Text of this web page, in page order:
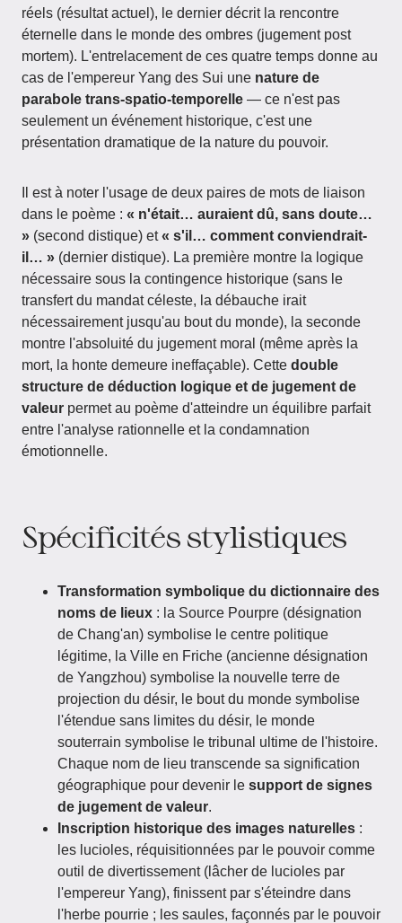
réels (résultat actuel), le dernier décrit la rencontre
éternelle dans le monde des ombres (jugement post
mortem). L'entrelacement de ces quatre temps donne au
cas de l'empereur Yang des Sui une nature de
parabole trans-spatio-temporelle — ce n'est pas
seulement un événement historique, c'est une
présentation dramatique de la nature du pouvoir.
Il est à noter l'usage de deux paires de mots de liaison
dans le poème : « n'était… auraient dû, sans doute…
» (second distique) et« s'il… comment conviendrait-
il… » (dernier distique). La première montre la logique
nécessaire sous la contingence historique (sans le
transfert du mandat céleste, la débauche irait
nécessairement jusqu'au bout du monde), la seconde
montre l'absoluité du jugement moral (même après la
mort, la honte demeure ineffaçable). Cette double
structure de déduction logique et de jugement de
valeur permet au poème d'atteindre un équilibre parfait
entre l'analyse rationnelle et la condamnation
émotionnelle.
Spécificités stylistiques
Transformation symbolique du dictionnaire des
noms de lieux : la Source Pourpre (désignation
de Chang'an) symbolise le centre politique
légitime, la Ville en Friche (ancienne désignation
de Yangzhou) symbolise la nouvelle terre de
projection du désir, le bout du monde symbolise
l'étendue sans limites du désir, le monde
souterrain symbolise le tribunal ultime de l'histoire.
Chaque nom de lieu transcende sa signification
géographique pour devenir le support de signes
de jugement de valeur.
Inscription historique des images naturelles :
les lucioles, réquisitionnées par le pouvoir comme
outil de divertissement (lâcher de lucioles par
l'empereur Yang), finissent par s'éteindre dans
l'herbe pourrie ; les saules, façonnés par le pouvoir